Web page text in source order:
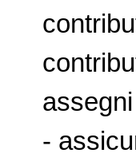
assegni
-